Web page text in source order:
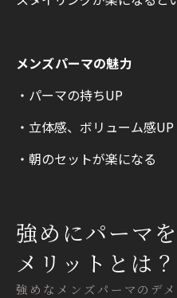
メンズパーマの魅力
・パーマの持ちUP
・立体感、ボリューム感UP
・朝のセットが楽になる
強めなメンズパーマのデ
強めにパーマ
メリットとは？